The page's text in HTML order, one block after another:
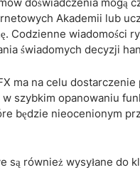
Akademii lub
Codzienne wiadomości
świadomych decyzji
ma na celu
szybkim opanowaniu
będzie nieocenionym
są również wysyłane do